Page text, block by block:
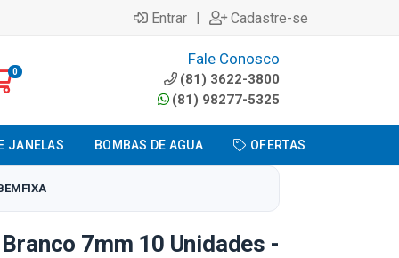
Entrar | Cadastre-se
0
Fale Conosco
(81) 3622-3800
(81) 98277-5325
JANELAS BOMBAS DE AGUA OFERTAS
7mm 10 Unidades -